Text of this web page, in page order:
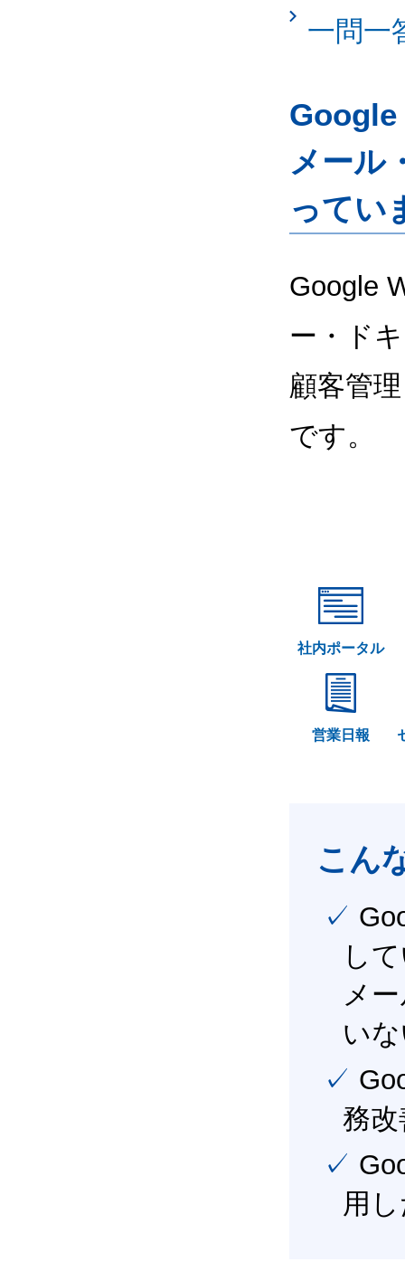
一問一
Google
メール
ってい
Google
ー・ド
顧客管
です。
社内ポータル
営業日報
こん
✓ Google Workspace（旧G Suite） を社内で導入
し
メ
い
✓ Google Workspace（旧G Suite） を活用し、業
務
✓ Google Workspace（旧G Suite） を最大限に活
用